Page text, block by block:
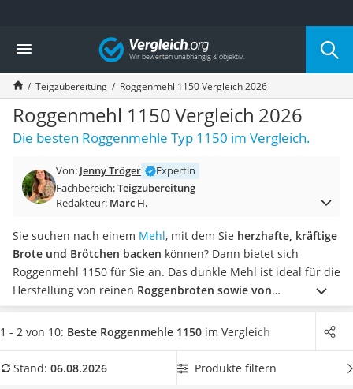
Die beliebtesten Vergleiche nach Kategorie
Lebensmittel
Schwarzkümmelöl
Knäckebrot
Schwarzkümmelöl-Kapseln
Manukahonig
Eiklar
Balsamico-Essig
Schwarzkümmelöl bio
Honig
Gemüsebrühe
Eiskaffee-Pulver
Irischer Whiskey
Grapefruitkernextrakt
Matcha-Set
MCT-Öl
Vergleich
Teigzubereitung Roggenmehl 1150 Vergleich 2026
Roggenmehl 1150 Vergleich 2026
Die besten Roggenmehle Typ 1150 im Vergleich.
Von: Jenny Tröger
Expertin
Fachbereich:Teigzubereitung
Redakteur: Marc H.
Sie suchen nach einem Mehl, mit dem Sie herzhafte, kräftige
Brote und Brötchen backen können? Dann bietet sich
Roggenmehl 1150 für Sie an. Das dunkle Mehl ist ideal für die
Herstellung von reinen Roggenbroten sowie von
Mischbrotenauf Weizen- und Roggenmehlbasis geeignet,
wie verschiedene Online-Tests bestätigen.Wählen Sie jetzt
in einer wiederverschließbaren Papiertüte offeriert
1 - 2 von 10: Beste Roggenmehle 1150 im Vergleich
Stand: 06.08.2026 Produkte filtern